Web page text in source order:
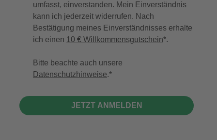
umfasst, einverstanden. Mein Einverständnis
kann ich jederzeit widerrufen. Nach
Bestätigung meines Einverständnisses erhalte
ich einen 10 € Willkommensgutschein*.
Bitte beachte auch unsere
Datenschutzhinweise.
JETZT ANMELDEN